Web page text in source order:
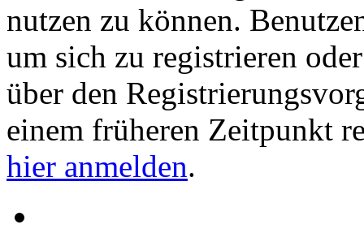
nutzen zu können.
um sich zu registrieren
über den
einem früheren Zeitpunkt
hier anmelden.